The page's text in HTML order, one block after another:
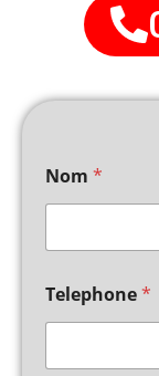
Nom *
Telephone*